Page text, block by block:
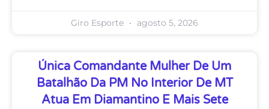
Giro Esporte agosto 5, 2026
Única Comandante Mulher De Um
Batalhão Da PM No Interior De MT
Atua Em Diamantino E Mais Sete